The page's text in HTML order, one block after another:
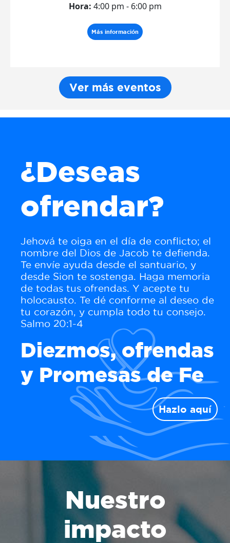
Hora: 4:00 pm - 6:00 pm
Más información
Ver más eventos
¿Deseas
ofrendar?
Jehová te oiga en el día de conflicto; el
nombre del Dios de Jacob te defienda.
Te envíe ayuda desde el santuario, y
desde Sion te sostenga. Haga memoria
de todas tus ofrendas. Y acepte tu
holocausto. Te dé conforme al deseo de
tu corazón, y cumpla todo tu consejo.
Salmo 20:1-4
Diezmos, ofrendas
y Promesas de Fe
Hazlo aquí
Nuestro
impacto